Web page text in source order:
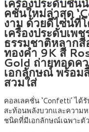
คชั่นใหม่ล่าสุด
งาม ด้วยดีไซน์ที่
เครื่องประดับเ
ธรรมชาติหลากสี
ทองคำ 9K สี
Gold ถ่ายทอดค
เอกลักษณ์ พร้อม
สวมใส่
คอลเลคชั่น ‘Confetti’ ไ
สะท้อนพลังบวกและควา
ชนิดที่มีเอกลักษณ์เฉพาะตั